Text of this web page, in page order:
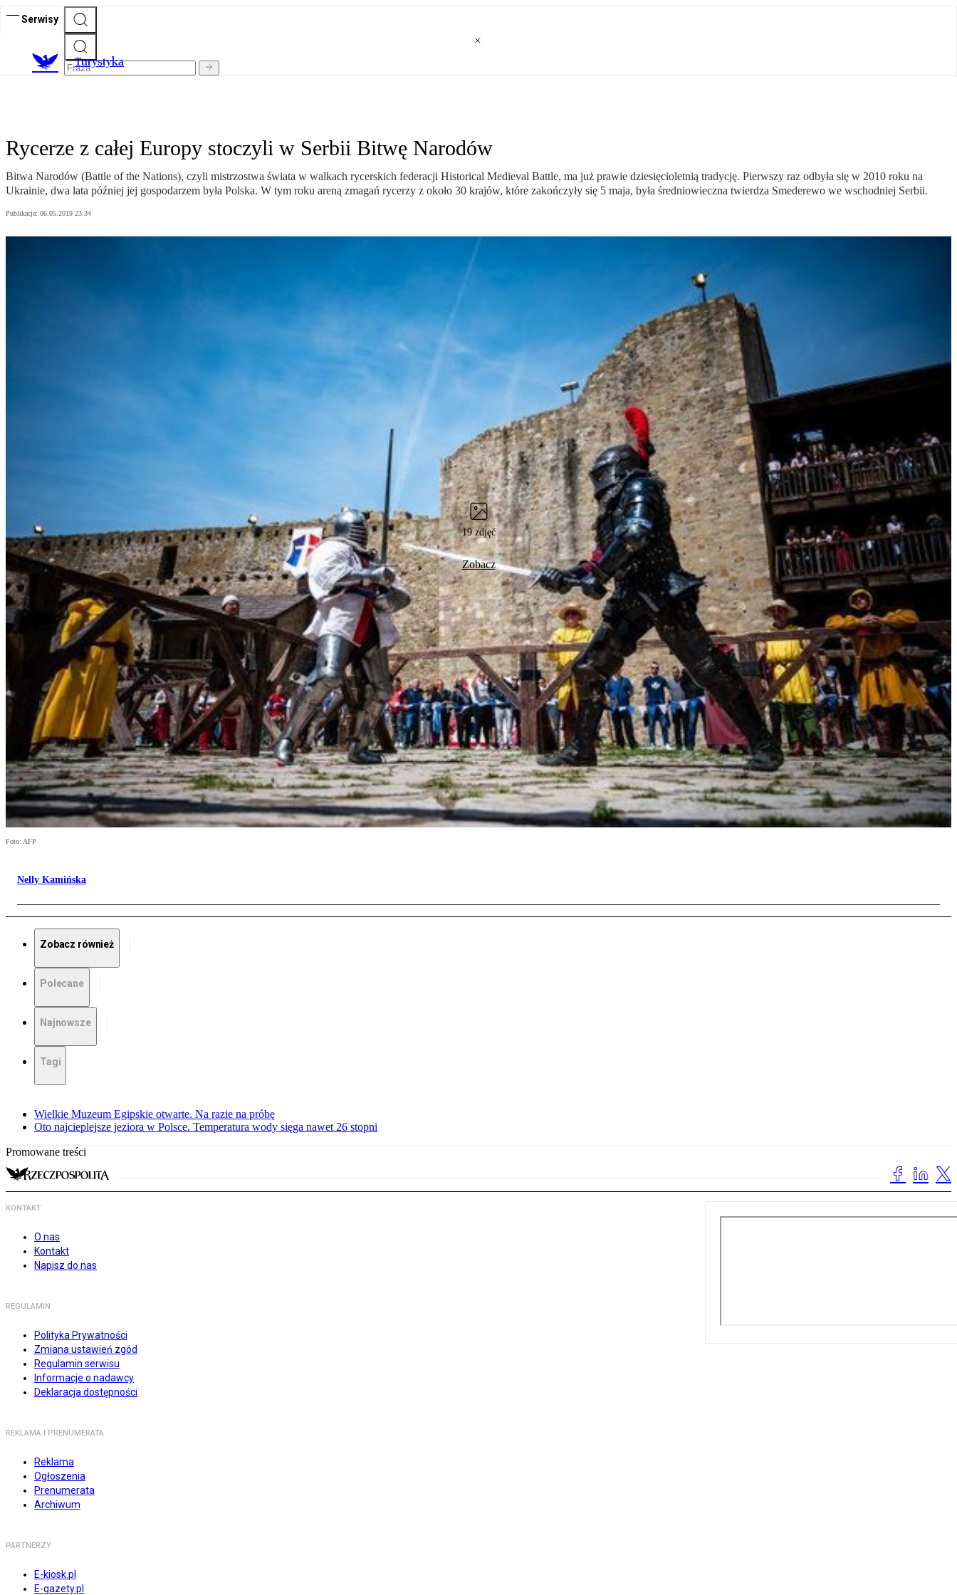
Serwisy
Turystyka
Rycerze z całej Europy stoczyli w Serbii Bitwę Narodów
Bitwa Narodów (Battle of the Nations), czyli mistrzostwa świata w walkach rycerskich federacji Historical Medieval Battle, ma już prawie dziesięcioletnią tradycję. Pierwszy raz odbyła się w 2010 roku na
Ukrainie, dwa lata później jej gospodarzem była Polska. W tym roku areną zmagań rycerzy z około 30 krajów, które zakończyły się 5 maja, była średniowieczna twierdza Smederewo we wschodniej Serbii.
Publikacja: 06.05.2019 23:34
19 zdjęć
Zobacz
Foto: AFP
Nelly Kamińska
Zobacz również
Polecane
Najnowsze
Tagi
Wielkie Muzeum Egipskie otwarte. Na razie na próbę
Oto najcieplejsze jeziora w Polsce. Temperatura wody sięga nawet 26 stopni
Promowane treści
KONTAKT
O nas
Kontakt
Napisz do nas
REGULAMIN
Polityka Prywatności
Zmiana ustawień zgód
Regulamin serwisu
Informacje o nadawcy
Deklaracja dostępności
REKLAMA I PRENUMERATA
Reklama
Ogłoszenia
Prenumerata
Archiwum
PARTNERZY
E-kiosk.pl
E-gazety.pl